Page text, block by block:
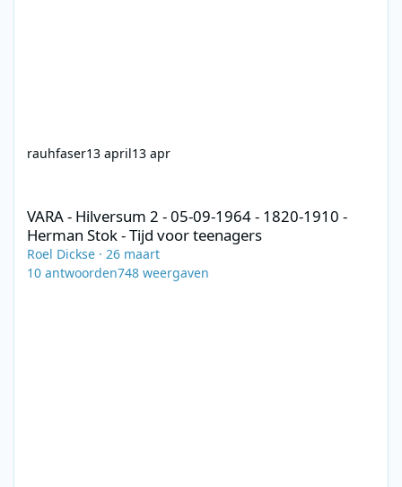
rauhfaser13 april13 apr
VARA - Hilversum 2 - 05-09-1964 - 1820-1910 -
Herman Stok - Tijd voor teenagers
Roel Dickse · 26 maart
10 antwoorden748 weergaven